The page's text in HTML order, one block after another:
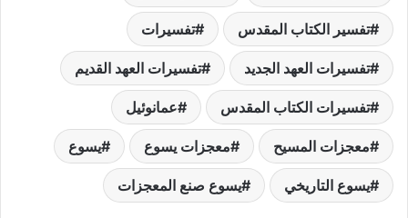
تفسير الكتاب المقدس تفسيرات
تفسيرات العهد الجديد تفسيرات العهد القديم
تفسيرات الكتاب المقدس عمانوئيل
معجزات المسيح معجزات يسوع يسوع
يسوع التاريخي يسوع صنع المعجزات